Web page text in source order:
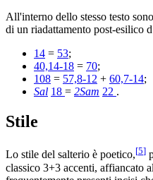
All'interno dello stesso testo
di un riadattamento post-esilico
14 = 53;
40,14-18 = 70;
108 = 57,8-12 + 60,7-14;
Sal 18 = 2Sam 22 .
Stile
Lo stile del salterio è poetico,[5]
classico 3+3 accenti, affiancato